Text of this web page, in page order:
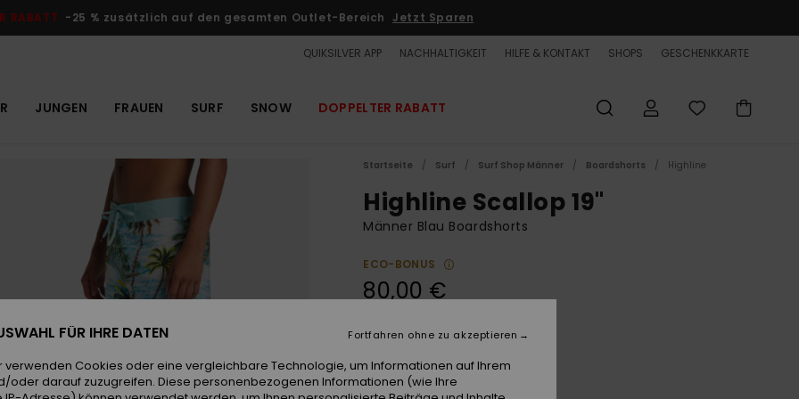
RABATT -25 % zusätzlich auf den gesamten Outlet-Bereich Jetzt Sparen
QUIKSILVER APP NACHHALTIGKEIT HILFE & KONTAKT SHOPS GESCHENKKARTE
JUNGEN FRAUEN SURF SNOW DOPPELTER RABATT
Startseite Surf Surf Shop Männer Boardshorts Highline
Highline Scallop 19"
Männer Blau Boardshorts
ECO-BONUS
80,00 €
FarbeAquifer
FÜR IHRE DATEN
verwenden Cookies oder eine vergleichbare Technologie, um Informationen auf Ihrem
oder darauf zuzugreifen. Diese personenbezogenen Informationen (wie Ihre
Fortfahren ohne zu akzeptieren